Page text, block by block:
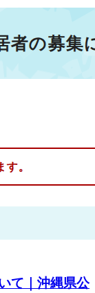
て｜沖縄県公